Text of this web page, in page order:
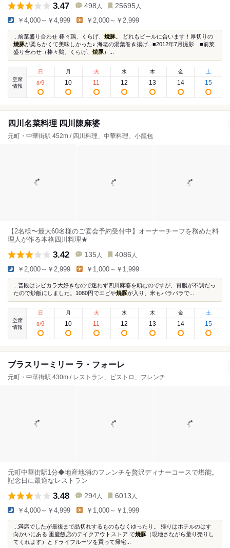
3.47 498 人 25695 人
￥4,000～￥4,999 ￥2,000～￥2,999
...前菜盛り合わせ 棒々鶏、くらげ、 焼豚 。 どれもビールに合います！厚切りの
焼豚が柔らかくて美味しかった♪ 海老の湯葉巻き揚げ...■2012年7月撮影 ■前菜
盛り合わせ（棒々鶏、くらげ、 焼豚）...
空席
情報
日
8/9
月
10
火
11
水
12
木
13
金
14
土
15
四川名菜料理 四川陳麻婆
元町・中華街駅 452m / 四川料理、中華料理、小籠包
【2名様〜最大60名様のご宴会予約受付中】オーナーチーフを務めた料
理人が作る本格四川料理★
3.42 135 人 4086 人
￥2,000～￥2,999 ￥1,000～￥1,999
...普段はシビカラ大好きなので迷わず四川麻婆を頼むのですが、胃腸が不調だっ
たので炒飯にしました。1080円でエビや焼豚が入り、米もパラパラで...
空席
情報
日
8/9
月
10
火
11
水
12
木
13
金
14
土
15
ブラスリーミリー ラ・フォーレ
元町・中華街駅 430m / レストラン、ビストロ、フレンチ
元町中華街駅1分◆地産地消のフレンチを贅沢ディナーコースで堪能。
記念日に最適なレストラン
3.48 294 人 6013 人
￥4,000～￥4,999 ￥1,000～￥1,999
...満席でしたが最後まで品切れするものもなくゆったり。 帰りはホテルのはす
向かいにある 重慶飯店のテイクアウトストア で焼豚 （現地さながら量り売りし
てくれます）とドライフルーツを買って帰宅...